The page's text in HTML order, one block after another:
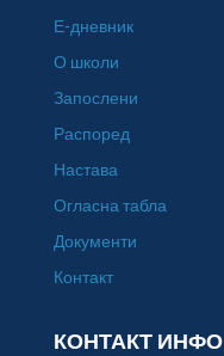
Е-дневник
О школи
Запослени
Распоред
Настава
Огласна табла
Документи
Контакт
КОНТАКТ ИНФО